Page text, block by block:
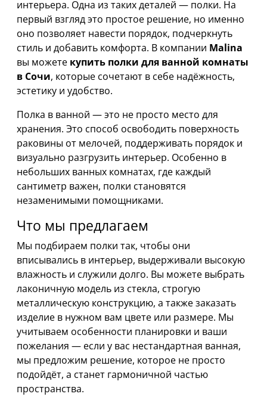
интерьера. Одна из таких деталей — полки. На
первый взгляд это простое решение, но именно
оно позволяет навести порядок, подчеркнуть
стиль и добавить комфорта. В компании Malina
вы можете купить полки для ванной комнаты
в Сочи, которые сочетают в себе надёжность,
эстетику и удобство.
Полка в ванной — это не просто место для
хранения. Это способ освободить поверхность
раковины от мелочей, поддерживать порядок и
визуально разгрузить интерьер. Особенно в
небольших ванных комнатах, где каждый
сантиметр важен, полки становятся
незаменимыми помощниками.
Что мы предлагаем
Мы подбираем полки так, чтобы они
вписывались в интерьер, выдерживали высокую
влажность и служили долго. Вы можете выбрать
лаконичную модель из стекла, строгую
металлическую конструкцию, а также заказать
изделие в нужном вам цвете или размере. Мы
учитываем особенности планировки и ваши
пожелания — если у вас нестандартная ванная,
мы предложим решение, которое не просто
подойдёт, а станет гармоничной частью
пространства.